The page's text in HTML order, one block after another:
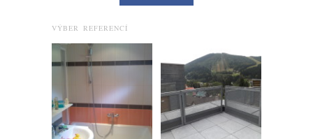
VÝBER REFERENCÍ